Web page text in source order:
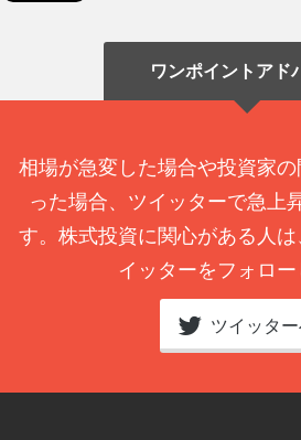
ワンポイントアド
相場が急変した場合や投資家
った場合、ツイッターで急上
す。株式投資に関心がある人
イッターをフォロー
ツイッタ